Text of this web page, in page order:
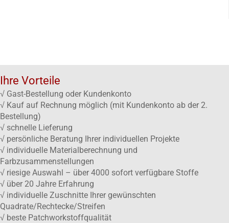
Ihre Vorteile
√ Gast-Bestellung oder Kundenkonto
√ Kauf auf Rechnung möglich (mit Kundenkonto ab der 2.
Bestellung)
√ schnelle Lieferung
√ persönliche Beratung Ihrer individuellen Projekte
√ individuelle Materialberechnung und
Farbzusammenstellungen
√ riesige Auswahl – über 4000 sofort verfügbare Stoffe
√ über 20 Jahre Erfahrung
√ individuelle Zuschnitte Ihrer gewünschten
Quadrate/Rechtecke/Streifen
√ beste Patchworkstoffqualität